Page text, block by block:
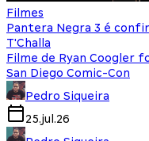
Filmes
Pantera Negra 3 é
T'Challa
Filme de Ryan Coogler
San Diego Comic-Con
Pedro Siqueira
25.jul.26